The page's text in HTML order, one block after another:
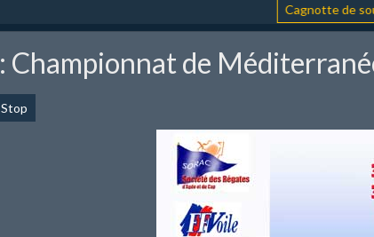
Cagnotte de soutien
: Championnat de
Stop